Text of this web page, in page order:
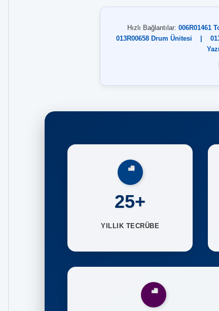
Hızlı Bağlantılar: 006R01461
013R00658 Drum Ünitesi
25+
YILLIK TECRÜBE